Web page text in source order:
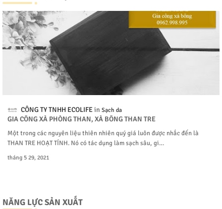
CÔNG TY TNHH ECOLIFE Sạch da
GIA CÔNG XÀ PHÒNG THAN, XÀ BÔNG THAN TRE
Một trong các nguyên liệu thiên nhiên quý giá luôn được nhắc đến là
THAN TRE HOẠT TÍNH. Nó có tác dụng làm sạch sâu, gi…
tháng 5 29, 2021
NĂNG LỰC SẢN XUẤT